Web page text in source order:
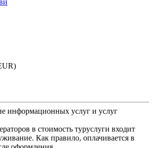
информационных услуг и услуг
в стоимость туруслуги входит
Как правило, оплачивается в